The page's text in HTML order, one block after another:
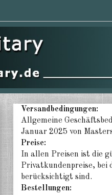
Versandbedingungen:
Allgemeine
Januar 2025 von
Preise:
In allen Preisen ist die
Privatkundenpreise, bei
berücksichtigt sind.
Bestellungen: